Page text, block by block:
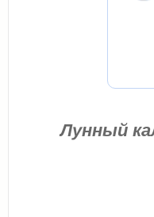
Лунный